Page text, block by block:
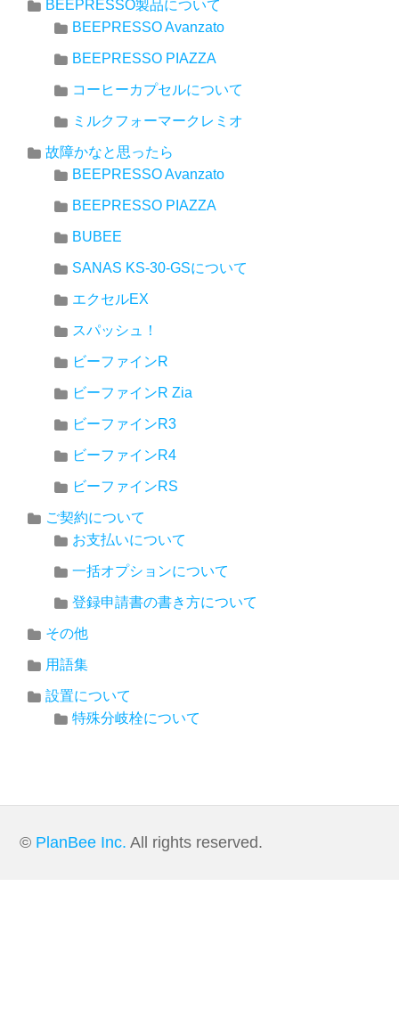
BEEPRESSO製品について
BEEPRESSO Avanzato
BEEPRESSO PIAZZA
コーヒーカプセルについて
ミルクフォーマークレミオ
故障かなと思ったら
BEEPRESSO Avanzato
BEEPRESSO PIAZZA
BUBEE
SANAS KS-30-GSについて
エクセルEX
スパッシュ！
ビーファインR
ビーファインR Zia
ビーファインR3
ビーファインR4
ビーファインRS
ご契約について
お支払いについて
一括オプションについて
登録申請書の書き方について
その他
用語集
設置について
特殊分岐栓について
© PlanBee Inc. All rights reserved.